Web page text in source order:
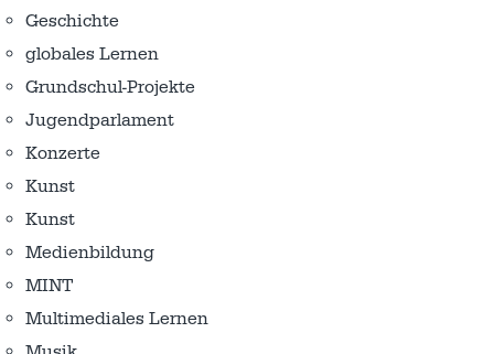
Geschichte
globales Lernen
Grundschul-Projekte
Jugendparlament
Konzerte
Kunst
Kunst
Medienbildung
MINT
Multimediales Lernen